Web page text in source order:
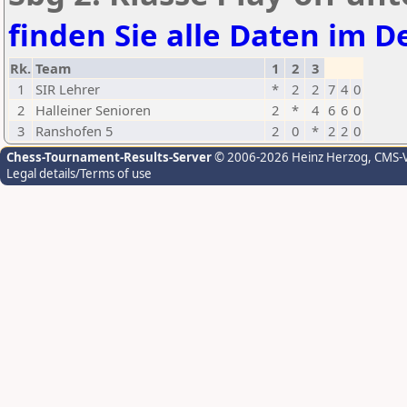
finden Sie alle Daten im
Rk. Team 1 2
3
1
SIR Lehrer * 2 2 7 4 0
2
Halleiner Senioren 2 * 4 6 6 0
3
Ranshofen 5 2 0 * 2 2 0
Chess-Tournament-Results-Server© 2006-2026 Heinz Herzog,
Legal details/Terms of use